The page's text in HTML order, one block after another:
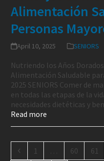
Alimentación
Personas
April 10, 2025 SENIORS
Nutriendo los Años
Alimentación Saludable
2025 SENIORS Comer de
en todas las etapas de la
necesidades dietéticas y
Read more
1 … 60 61